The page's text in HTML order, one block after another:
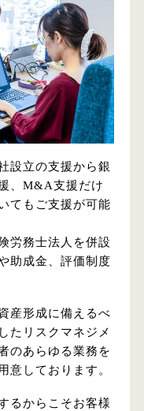
設立の支援から銀
、M&A支援だけ
てもご支援が可能
労務士法人を併設
助成金、評価制度
産形成に備えるべ
たリスクマネジメ
のあらゆる業務を
意しております。
るからこそお客様